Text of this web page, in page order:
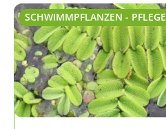
SCHWIMMPFLANZEN - PFLEGE